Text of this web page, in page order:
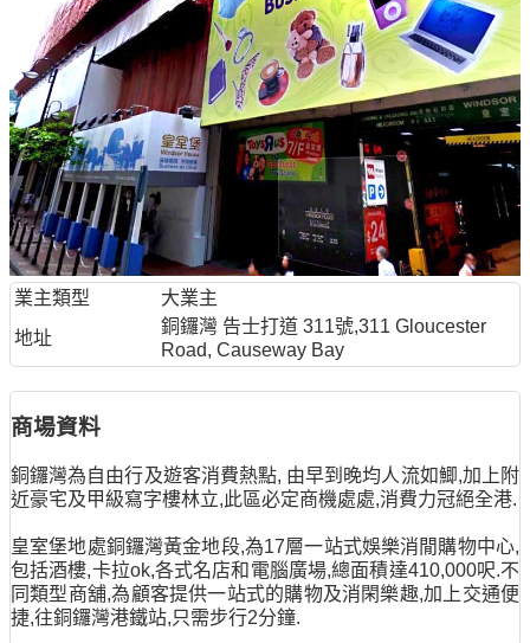
業主類型
大業主
地址
銅鑼灣 告士打道 311號,311 Gloucester
Road, Causeway Bay
商場資料
銅鑼灣為自由行及遊客消費熱點, 由早到晚均人流如鯽,加上附
近豪宅及甲級寫字樓林立,此區必定商機處處,消費力冠絕全港.
皇室堡地處銅鑼灣黃金地段,為17層一站式娛樂消閒購物中心,
包括酒樓,卡拉ok,各式名店和電腦廣場,總面積達410,000呎.不
同類型商舖,為顧客提供一站式的購物及消閑樂趣,加上交通便
捷,往銅鑼灣港鐵站,只需步行2分鐘.